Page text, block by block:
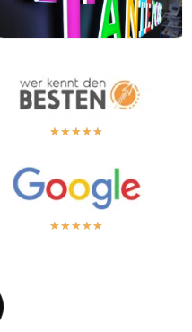
★★★★★
★★★★★